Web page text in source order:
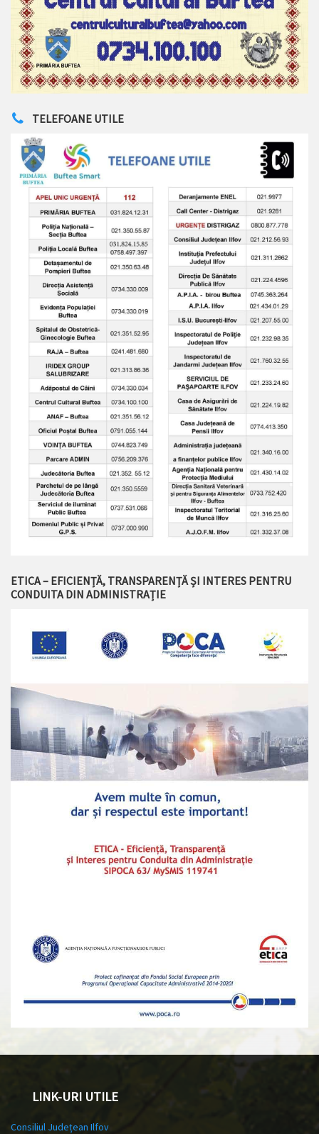
TELEFOANE UTILE
ETICA – EFICIENȚĂ, TRANSPARENȚĂ ȘI INTERES PENTRU
CONDUITA DIN ADMINISTRAȚIE
LINK-URI UTILE
Consiliul Județean Ilfov